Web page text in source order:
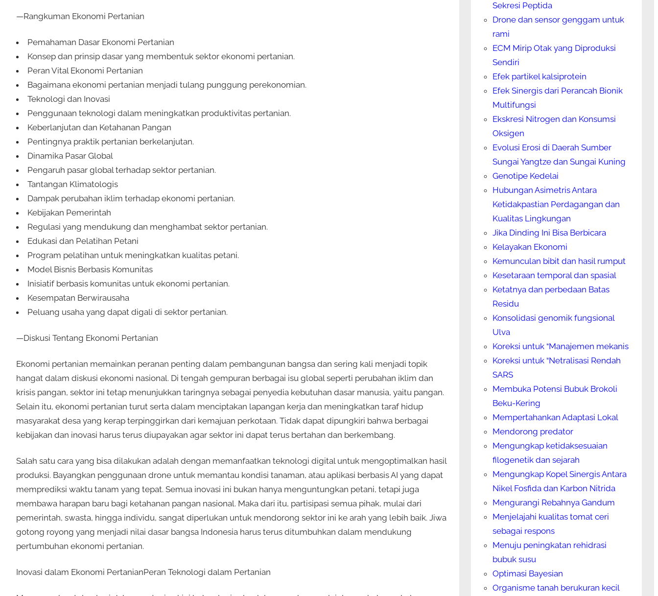
—Rangkuman Ekonomi Pertanian
Pemahaman Dasar Ekonomi Pertanian
Konsep dan prinsip dasar yang membentuk sektor ekonomi pertanian.
Peran Vital Ekonomi Pertanian
Bagaimana ekonomi pertanian menjadi tulang punggung perekonomian.
Teknologi dan Inovasi
Penggunaan teknologi dalam meningkatkan produktivitas pertanian.
Keberlanjutan dan Ketahanan Pangan
Pentingnya praktik pertanian berkelanjutan.
Dinamika Pasar Global
Pengaruh pasar global terhadap sektor pertanian.
Tantangan Klimatologis
Dampak perubahan iklim terhadap ekonomi pertanian.
Kebijakan Pemerintah
Regulasi yang mendukung dan menghambat sektor pertanian.
Edukasi dan Pelatihan Petani
Program pelatihan untuk meningkatkan kualitas petani.
Model Bisnis Berbasis Komunitas
Inisiatif berbasis komunitas untuk ekonomi pertanian.
Kesempatan Berwirausaha
Peluang usaha yang dapat digali di sektor pertanian.
—Diskusi Tentang Ekonomi Pertanian
Ekonomi pertanian memainkan peranan penting dalam pembangunan bangsa dan sering kali menjadi topik
hangat dalam diskusi ekonomi nasional. Di tengah gempuran berbagai isu global seperti perubahan iklim dan
krisis pangan, sektor ini tetap menunjukkan taringnya sebagai penyedia kebutuhan dasar manusia, yaitu pangan.
Selain itu, ekonomi pertanian turut serta dalam menciptakan lapangan kerja dan meningkatkan taraf hidup
masyarakat desa yang kerap terpinggirkan dari kemajuan perkotaan. Tidak dapat dipungkiri bahwa berbagai
kebijakan dan inovasi harus terus diupayakan agar sektor ini dapat terus bertahan dan berkembang.
Salah satu cara yang bisa dilakukan adalah dengan memanfaatkan teknologi digital untuk mengoptimalkan hasil
produksi. Bayangkan penggunaan drone untuk memantau kondisi tanaman, atau aplikasi berbasis AI yang dapat
memprediksi waktu tanam yang tepat. Semua inovasi ini bukan hanya menguntungkan petani, tetapi juga
membawa harapan baru bagi ketahanan pangan nasional. Maka dari itu, partisipasi semua pihak, mulai dari
pemerintah, swasta, hingga individu, sangat diperlukan untuk mendorong sektor ini ke arah yang lebih baik. Jiwa
gotong royong yang menjadi nilai dasar bangsa Indonesia harus terus ditumbuhkan dalam mendukung
pertumbuhan ekonomi pertanian.
Inovasi dalam Ekonomi PertanianPeran Teknologi dalam Pertanian
Sekresi Peptida
Drone dan sensor genggam untuk
rami
ECM Mirip Otak yang Diproduksi
Sendiri
Efek partikel kalsiprotein
Efek Sinergis dari Perancah Bionik
Multifungsi
Ekskresi Nitrogen dan Konsumsi
Oksigen
Evolusi Erosi di Daerah Sumber
Sungai Yangtze dan Sungai Kuning
Genotipe Kedelai
Hubungan Asimetris Antara
Ketidakpastian Perdagangan dan
Kualitas Lingkungan
Jika Dinding Ini Bisa Berbicara
Kelayakan Ekonomi
Kemunculan bibit dan hasil rumput
Kesetaraan temporal dan spasial
Ketatnya dan perbedaan Batas
Residu
Konsolidasi genomik fungsional
Ulva
Koreksi untuk “Manajemen mekanis
Koreksi untuk “Netralisasi Rendah
SARS
Membuka Potensi Bubuk Brokoli
Beku-Kering
Mempertahankan Adaptasi Lokal
Mendorong predator
Mengungkap ketidaksesuaian
filogenetik dan sejarah
Mengungkap Kopel Sinergis Antara
Nikel Fosfida dan Karbon Nitrida
Mengurangi Rebahnya Gandum
Menjelajahi kualitas tomat ceri
sebagai respons
Menuju peningkatan rehidrasi
bubuk susu
Optimasi Bayesian
Organisme tanah berukuran kecil